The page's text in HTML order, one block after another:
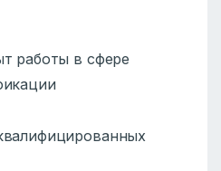
работы в сфере